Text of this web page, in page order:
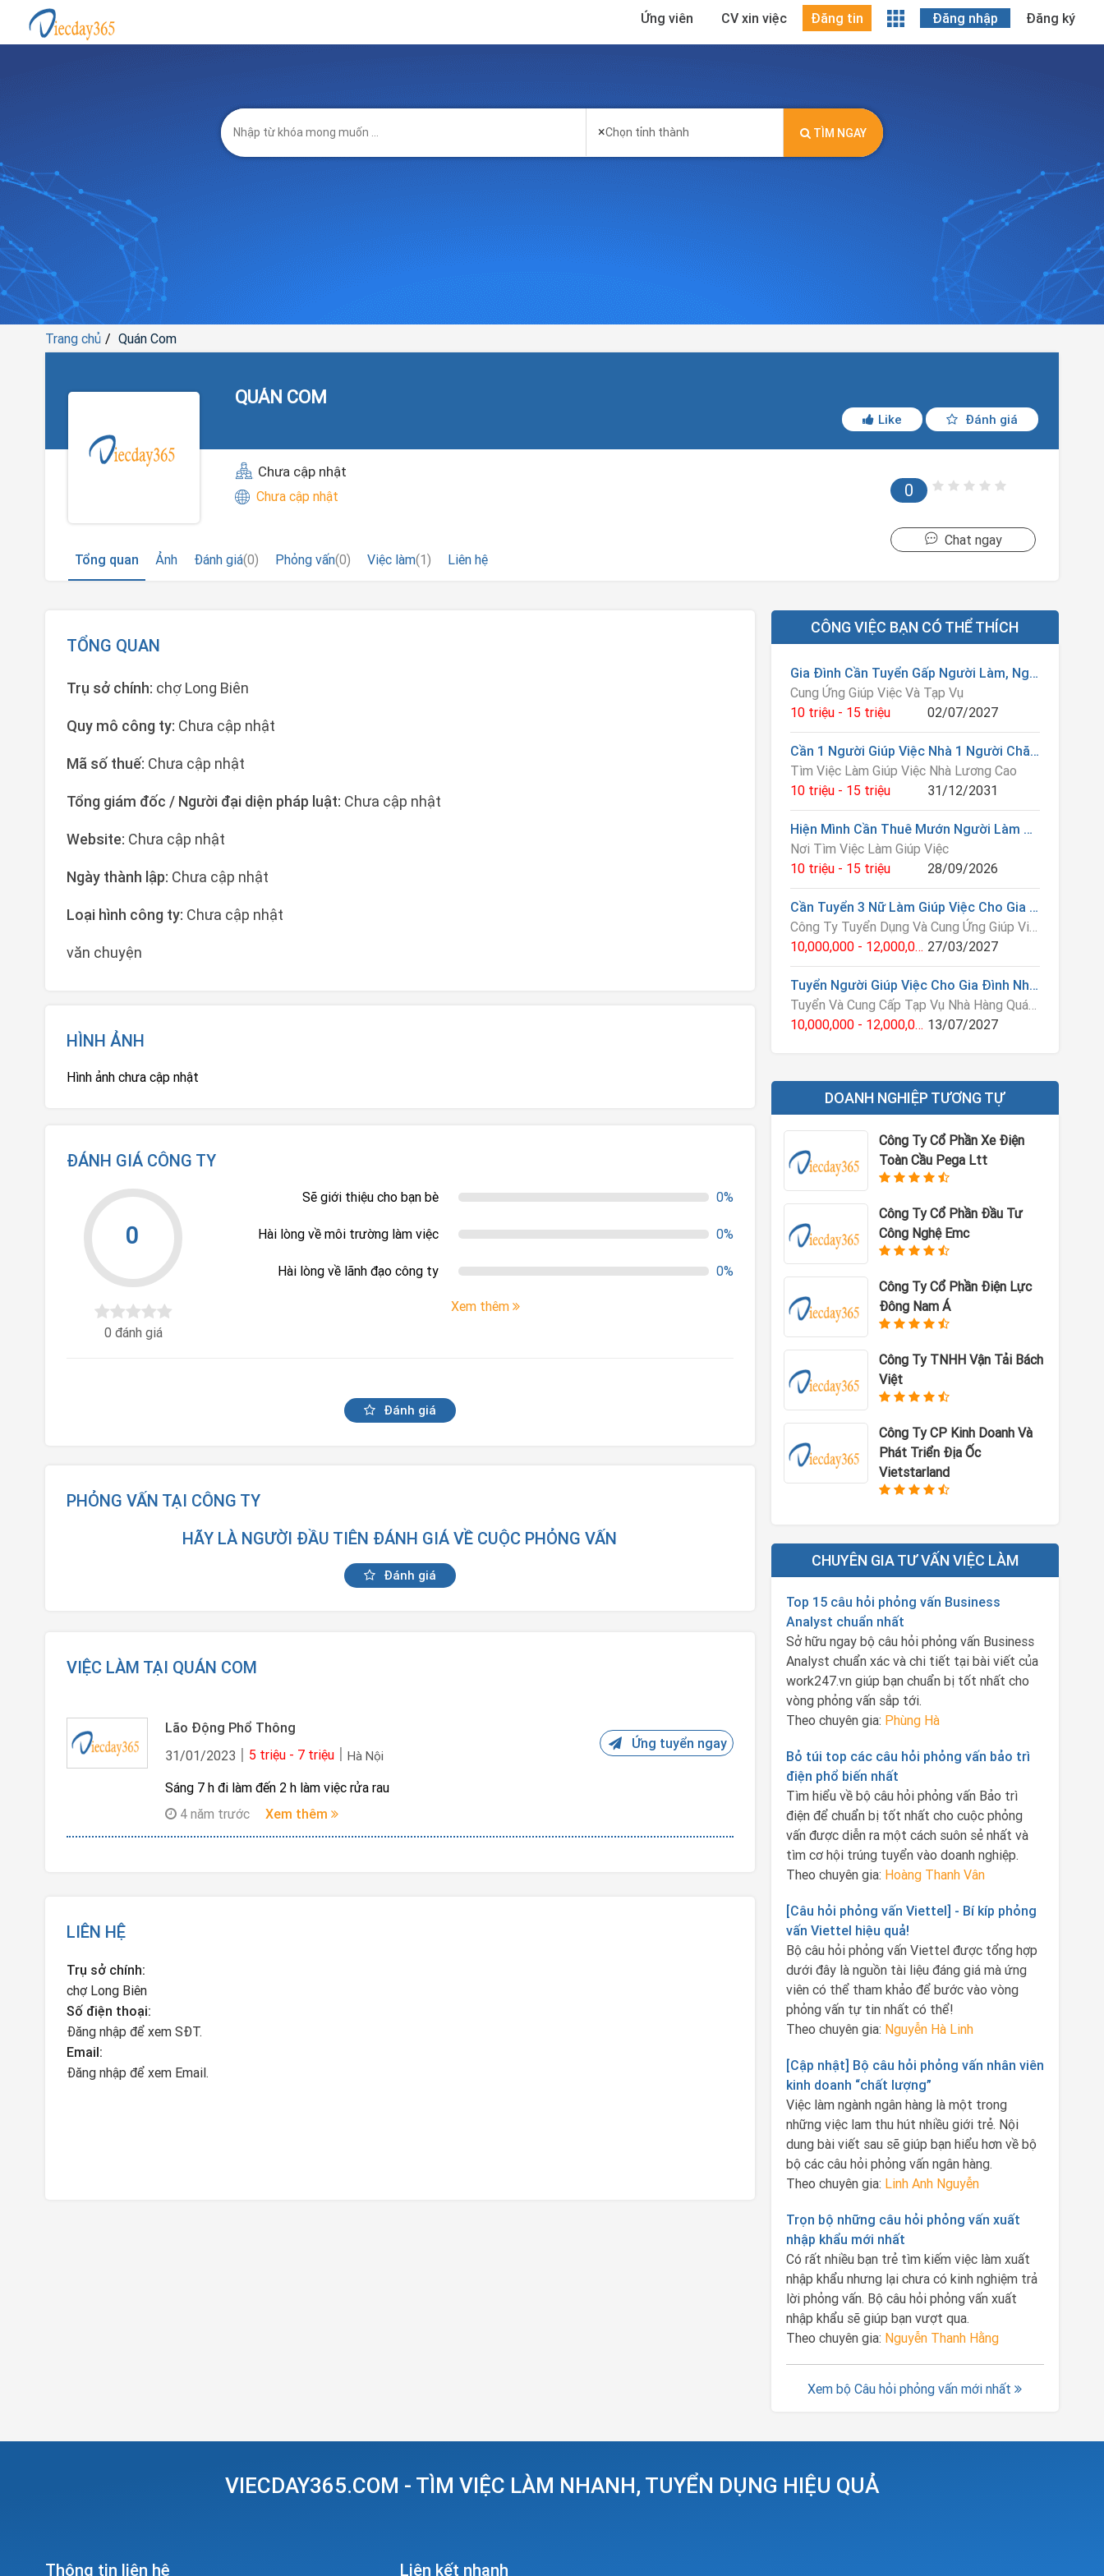
Ứng viên CV xin việc Đăng tin Đăng nhập Đăng ký
×Chọn tỉnh thành TÌM NGAY
Trang chủ Quán Com
QUÁN COM
Like Đánh giá
0
Chưa cập nhật
Chưa cập nhật
Chat ngay
Tổng quan
Ảnh Đánh giá(0) Phỏng vấn(0) Việc làm(1) Liên hệ
TỔNG QUAN
Trụ sở chính: chợ Long Biên
Quy mô công ty: Chưa cập nhật
Mã số thuế: Chưa cập nhật
Tổng giám đốc / Người đại diện pháp luật: Chưa cập nhật
Website: Chưa cập nhật
Ngày thành lập: Chưa cập nhật
Loại hình công ty: Chưa cập nhật
văn chuyện
HÌNH ẢNH
Hình ảnh chưa cập nhật
ĐÁNH GIÁ CÔNG TY
0
0 đánh giá
Sẽ giới thiệu cho bạn bè 0%
Hài lòng về môi trường làm việc 0%
Hài lòng về lãnh đạo công ty 0%
Xem thêm
Đánh giá
PHỎNG VẤN TẠI CÔNG TY
HÃY LÀ NGƯỜI ĐẦU TIÊN ĐÁNH GIÁ VỀ CUỘC PHỎNG VẤN
Đánh giá
VIỆC LÀM TẠI QUÁN COM
Lão Động Phổ Thông
31/01/2023
5 triệu - 7 triệu Hà Nội
Ứng tuyển ngay
Sáng 7 h đi làm đến 2 h làm việc rửa rau
4 năm trước
Xem thêm
LIÊN HỆ
Trụ sở chính:
chợ Long Biên
Số điện thoại:
Đăng nhập để xem SĐT.
Email:
Đăng nhập để xem Email.
CÔNG VIỆC BẠN CÓ THỂ THÍCH
Gia Đình Cần Tuyển Gấp Người Làm, Người Giúp Việc GĐ
Cung Ứng Giúp Việc Và Tạp Vụ
10 triệu - 15 triệu
02/07/2027
Cần 1 Người Giúp Việc Nhà 1 Người Chăm Trẻ 1 Người Chăm Sóc Bà Cụ
Tìm Việc Làm Giúp Việc Nhà Lương Cao
10 triệu - 15 triệu
31/12/2031
Hiện Mình Cần Thuê Mướn Người Làm Giúp Việc Cho Nhà Mình Bao Ăn Ở
Nơi Tìm Việc Làm Giúp Việc
10 triệu - 15 triệu
28/09/2026
Cần Tuyển 3 Nữ Làm Giúp Việc Cho Gia Đình Mình
Công Ty Tuyển Dụng Và Cung Ứng Giúp Việc
10,000,000 - 12,000,000 VNĐ 27/03/2027
Tuyển Người Giúp Việc Cho Gia Đình Nhà Mình Gấp
Tuyển Và Cung Cấp Tạp Vụ Nhà Hàng Quán Ăn Và Giúp Việc
10,000,000 - 12,000,000 VNĐ 13/07/2027
DOANH NGHIỆP TƯƠNG TỰ
Công Ty Cổ Phần Xe Điện
Toàn Cầu Pega Ltt
Công Ty Cổ Phần Đầu Tư
Công Nghệ Emc
Công Ty Cổ Phần Điện Lực
Đông Nam Á
Công Ty TNHH Vận Tải Bách
Việt
Công Ty CP Kinh Doanh Và
Phát Triển Địa Ốc
Vietstarland
CHUYÊN GIA TƯ VẤN VIỆC LÀM
Top 15 câu hỏi phỏng vấn Business
Analyst chuẩn nhất
Sở hữu ngay bộ câu hỏi phỏng vấn Business
Analyst chuẩn xác và chi tiết tại bài viết của
work247.vn giúp bạn chuẩn bị tốt nhất cho
vòng phỏng vấn sắp tới.
Theo chuyên gia: Phùng Hà
Bỏ túi top các câu hỏi phỏng vấn bảo trì
điện phổ biến nhất
Tìm hiểu về bộ câu hỏi phỏng vấn Bảo trì
điện để chuẩn bị tốt nhất cho cuộc phỏng
vấn được diễn ra một cách suôn sẻ nhất và
tìm cơ hội trúng tuyển vào doanh nghiệp.
Theo chuyên gia: Hoàng Thanh Vân
[Câu hỏi phỏng vấn Viettel] - Bí kíp phỏng
vấn Viettel hiệu quả!
Bộ câu hỏi phỏng vấn Viettel được tổng hợp
dưới đây là nguồn tài liệu đáng giá mà ứng
viên có thể tham khảo để bước vào vòng
phỏng vấn tự tin nhất có thể!
Theo chuyên gia: Nguyễn Hà Linh
[Cập nhật] Bộ câu hỏi phỏng vấn nhân viên
kinh doanh “chất lượng”
Việc làm ngành ngân hàng là một trong
những việc lam thu hút nhiều giới trẻ. Nội
dung bài viết sau sẽ giúp bạn hiểu hơn về bộ
bộ các câu hỏi phỏng vấn ngân hàng.
Theo chuyên gia: Linh Anh Nguyễn
Trọn bộ những câu hỏi phỏng vấn xuất
nhập khẩu mới nhất
Có rất nhiều bạn trẻ tìm kiếm việc làm xuất
nhập khẩu nhưng lại chưa có kinh nghiệm trả
lời phỏng vấn. Bộ câu hỏi phỏng vấn xuất
nhập khẩu sẽ giúp bạn vượt qua.
Theo chuyên gia: Nguyễn Thanh Hằng
Xem bộ Câu hỏi phỏng vấn mới nhất
VIECDAY365.COM - TÌM VIỆC LÀM NHANH, TUYỂN DỤNG HIỆU QUẢ
Thông tin liên hệ Liên kết nhanh